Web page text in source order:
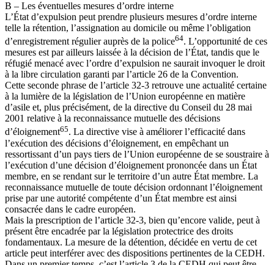
B – Les éventuelles mesures d’ordre interne
L’État d’expulsion peut prendre plusieurs mesures d’ordre interne
telle la rétention, l’assignation au domicile ou même l’obligation
d’enregistrement régulier auprès de la police64. L’opportunité de ces
mesures est par ailleurs laissée à la décision de l’État, tandis que le
réfugié menacé avec l’ordre d’expulsion ne saurait invoquer le droit
à la libre circulation garanti par l’article 26 de la Convention.
Cette seconde phrase de l’article 32-3 retrouve une actualité certaine
à la lumière de la législation de l’Union européenne en matière
d’asile et, plus précisément, de la directive du Conseil du 28 mai
2001 relative à la reconnaissance mutuelle des décisions
d’éloignement65. La directive vise à améliorer l’efficacité dans
l’exécution des décisions d’éloignement, en empêchant un
ressortissant d’un pays tiers de l’Union européenne de se soustraire à
l’exécution d’une décision d’éloignement prononcée dans un État
membre, en se rendant sur le territoire d’un autre État membre. La
reconnaissance mutuelle de toute décision ordonnant l’éloignement
prise par une autorité compétente d’un État membre est ainsi
consacrée dans le cadre européen.
Mais la prescription de l’article 32-3, bien qu’encore valide, peut à
présent être encadrée par la législation protectrice des droits
fondamentaux. La mesure de la détention, décidée en vertu de cet
article peut interférer avec des dispositions pertinentes de la CEDH.